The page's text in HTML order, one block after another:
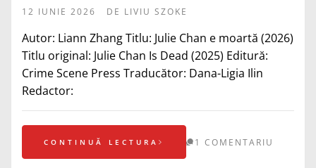
12 IUNIE 2026 DE LIVIU SZOKE
Autor: Liann Zhang Titlu: Julie Chan e moartă (2026)
Titlu original: Julie Chan Is Dead (2025) Editură:
Crime Scene Press Traducător: Dana-Ligia Ilin
Redactor:
CONTINUĂ LECTURA 1 COMENTARIU